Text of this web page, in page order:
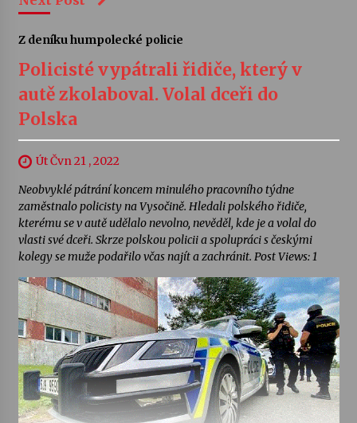
Z deníku humpolecké policie
Policisté vypátrali řidiče, který v
autě zkolaboval. Volal dceři do
Polska
Út Čvn 21 , 2022
Neobvyklé pátrání koncem minulého pracovního týdne
zaměstnalo policisty na Vysočině. Hledali polského řidiče,
kterému se v autě udělalo nevolno, nevěděl, kde je a volal do
vlasti své dceři. Skrze polskou policii a spolupráci s českými
kolegy se muže podařilo včas najít a zachránit. Post Views: 1